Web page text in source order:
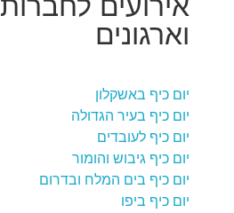
וארגונים
יום כיף באשקלון
יום כיף בעיר הגדולה
יום כיף לעובדים
יום כיף גיבוש והומור
יום כיף בים המלח ובדרום
יום כיף ביפו